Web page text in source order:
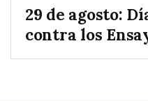
29 de agosto:
contra los